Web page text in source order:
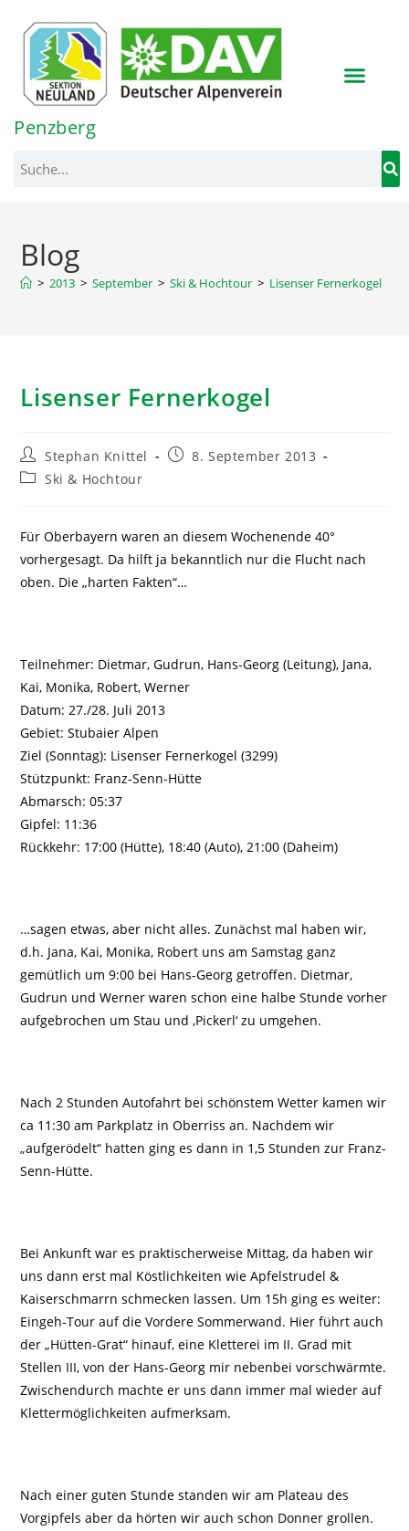
springen
Penzberg
Blog
> 2013 > September > Ski & Hochtour > Lisenser Fernerkogel
Lisenser Fernerkogel
Stephan Knittel
8. September 2013
Ski & Hochtour
Für Oberbayern waren an diesem Wochenende 40°
vorhergesagt. Da hilft ja bekanntlich nur die Flucht nach
oben. Die „harten Fakten“…
Teilnehmer: Dietmar, Gudrun, Hans-Georg (Leitung), Jana,
Kai, Monika, Robert, Werner
Datum: 27./28. Juli 2013
Gebiet: Stubaier Alpen
Ziel (Sonntag): Lisenser Fernerkogel (3299)
Stützpunkt: Franz-Senn-Hütte
Abmarsch: 05:37
Gipfel: 11:36
Rückkehr: 17:00 (Hütte), 18:40 (Auto), 21:00 (Daheim)
…sagen etwas, aber nicht alles. Zunächst mal haben wir,
d.h. Jana, Kai, Monika, Robert uns am Samstag ganz
gemütlich um 9:00 bei Hans-Georg getroffen. Dietmar,
Gudrun und Werner waren schon eine halbe Stunde vorher
aufgebrochen um Stau und ‚Pickerl‘ zu umgehen.
Nach 2 Stunden Autofahrt bei schönstem Wetter kamen wir
ca 11:30 am Parkplatz in Oberriss an. Nachdem wir
„aufgerödelt“ hatten ging es dann in 1,5 Stunden zur Franz-
Senn-Hütte.
Bei Ankunft war es praktischerweise Mittag, da haben wir
uns dann erst mal Köstlichkeiten wie Apfelstrudel &
Kaiserschmarrn schmecken lassen. Um 15h ging es weiter:
Eingeh-Tour auf die Vordere Sommerwand. Hier führt auch
der „Hütten-Grat“ hinauf, eine Kletterei im II. Grad mit
Stellen III, von der Hans-Georg mir nebenbei vorschwärmte.
Zwischendurch machte er uns dann immer mal wieder auf
Klettermöglichkeiten aufmerksam.
Nach einer guten Stunde standen wir am Plateau des
Vorgipfels aber da hörten wir auch schon Donner grollen.